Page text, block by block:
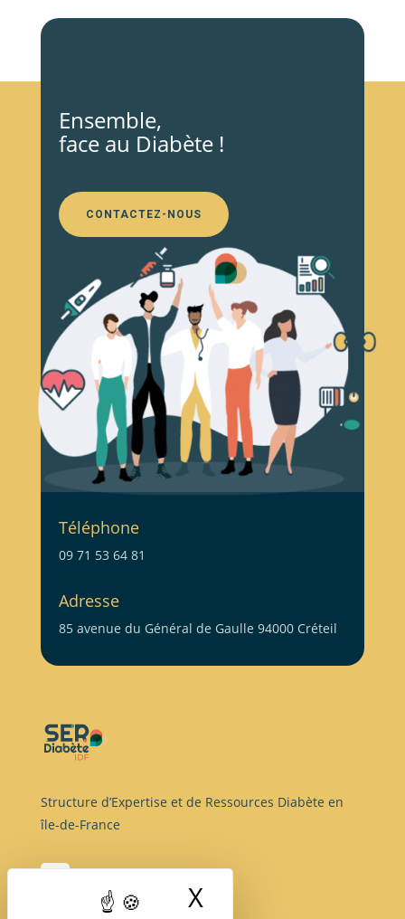
X
Ensemble,
face au Diabète !
CONTACTEZ-NOUS
Téléphone
09 71 53 64 81
Adresse
85 avenue du Général de Gaulle 94000 Créteil
Structure d’Expertise et de Ressources Diabète en
île-de-France